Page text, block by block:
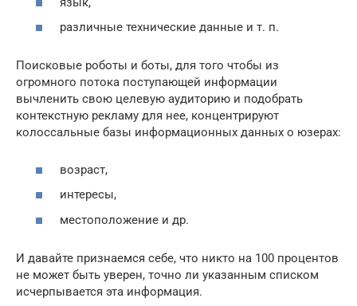
различные технические данные и т. п.
Поисковые роботы и боты, для того чтобы из
огромного потока поступающей информации
вычленить свою целевую аудиторию и подобрать
контекстную рекламу для нее, концентрируют
колоссальные базы информационных данных о юзерах:
возраст,
интересы,
местоположение и др.
И давайте признаемся себе, что никто на 100 процентов
не может быть уверен, точно ли указанным списком
исчерпывается эта информация.